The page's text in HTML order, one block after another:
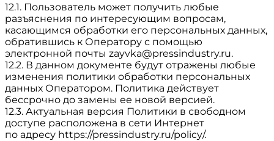
12.1. Пользователь может получить любые
разъяснения по интересующим вопросам,
касающимся обработки его персональных данных,
обратившись к Оператору с помощью
электронной почты zayvka@pressindustry.ru.
12.2. В данном документе будут отражены любые
изменения политики обработки персональных
данных Оператором. Политика действует
бессрочно до замены ее новой версией.
12.3. Актуальная версия Политики в свободном
доступе расположена в сети Интернет
по адресу https://pressindustry.ru/policy/.